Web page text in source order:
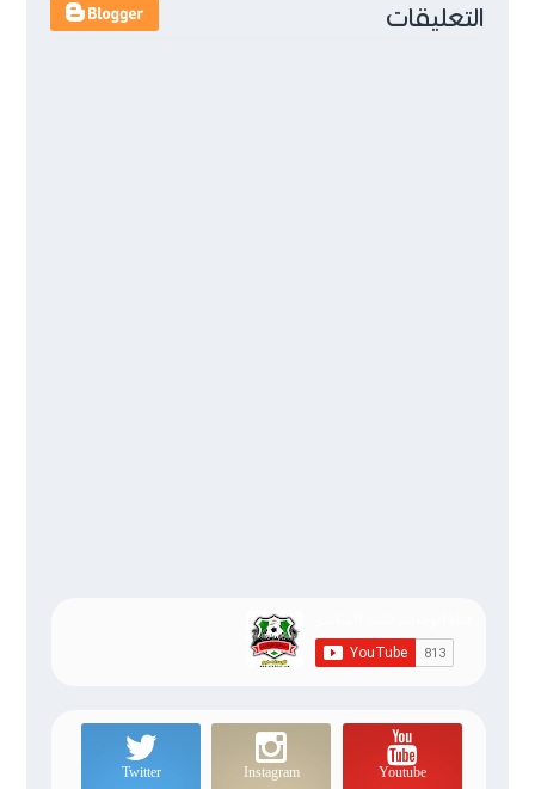
التعليقات
Youtube
Instagram
Twitter